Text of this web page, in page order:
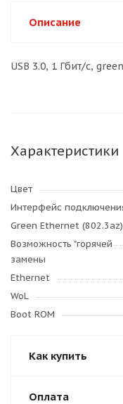
Описание
USB 3.0, 1 Гбит/с,
Характеристики
Цвет
Интерфейс
Green Ethernet (802.3az)
Возможность "горячей
замены
Ethernet
WoL
Boot ROM
Как купить
Оплата